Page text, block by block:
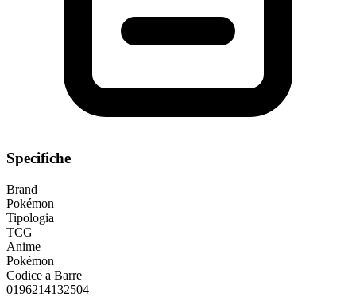
Specifiche
Brand
Pokémon
Tipologia
TCG
Anime
Pokémon
Codice a Barre
0196214132504